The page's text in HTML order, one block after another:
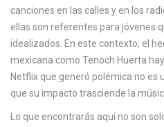
canciones en las calles y en los
ellas son referentes para jóvenes
idealizados. En este contexto, el
mexicana como Tenoch Huerta
Netflix que generó polémica no es
que su impacto trasciende la
Lo que encontrarás aquí no son